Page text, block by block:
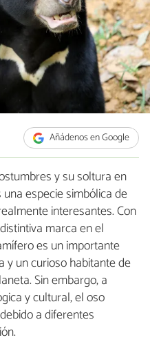
Añádenos en Google
y su soltura en
especie simbólica de
interesantes. Con
marca en el
es un importante
y un curioso habitante de
Sin embargo, a
y cultural, el oso
a diferentes